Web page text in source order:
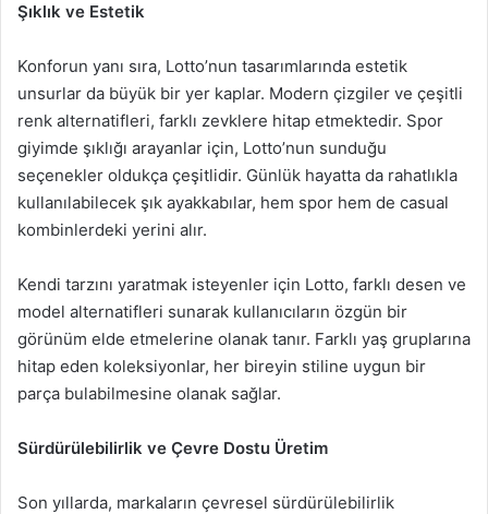
Şıklık ve Estetik
Konforun yanı sıra, Lotto’nun tasarımlarında estetik
unsurlar da büyük bir yer kaplar. Modern çizgiler ve çeşitli
renk alternatifleri, farklı zevklere hitap etmektedir. Spor
giyimde şıklığı arayanlar için, Lotto’nun sunduğu
seçenekler oldukça çeşitlidir. Günlük hayatta da rahatlıkla
kullanılabilecek şık ayakkabılar, hem spor hem de casual
kombinlerdeki yerini alır.
Kendi tarzını yaratmak isteyenler için Lotto, farklı desen ve
model alternatifleri sunarak kullanıcıların özgün bir
görünüm elde etmelerine olanak tanır. Farklı yaş gruplarına
hitap eden koleksiyonlar, her bireyin stiline uygun bir
parça bulabilmesine olanak sağlar.
Sürdürülebilirlik ve Çevre Dostu Üretim
Son yıllarda, markaların çevresel sürdürülebilirlik